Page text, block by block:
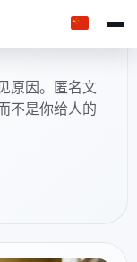
原因。匿名文
不是你给人的